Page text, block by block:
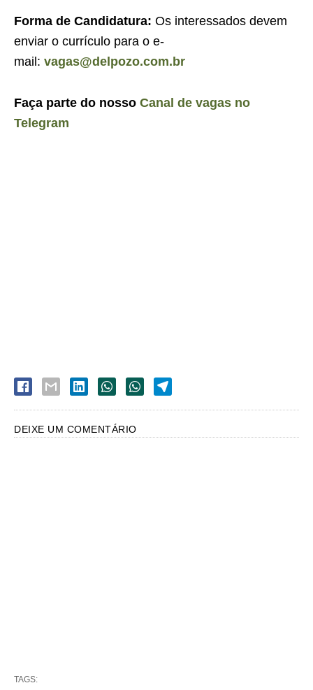
Forma de Candidatura: Os interessados devem
enviar o currículo para o e-
mail: vagas@delpozo.com.br
Faça parte do nosso Canal de vagas no
Telegram
DEIXE UM COMENTÁRIO
TAGS: